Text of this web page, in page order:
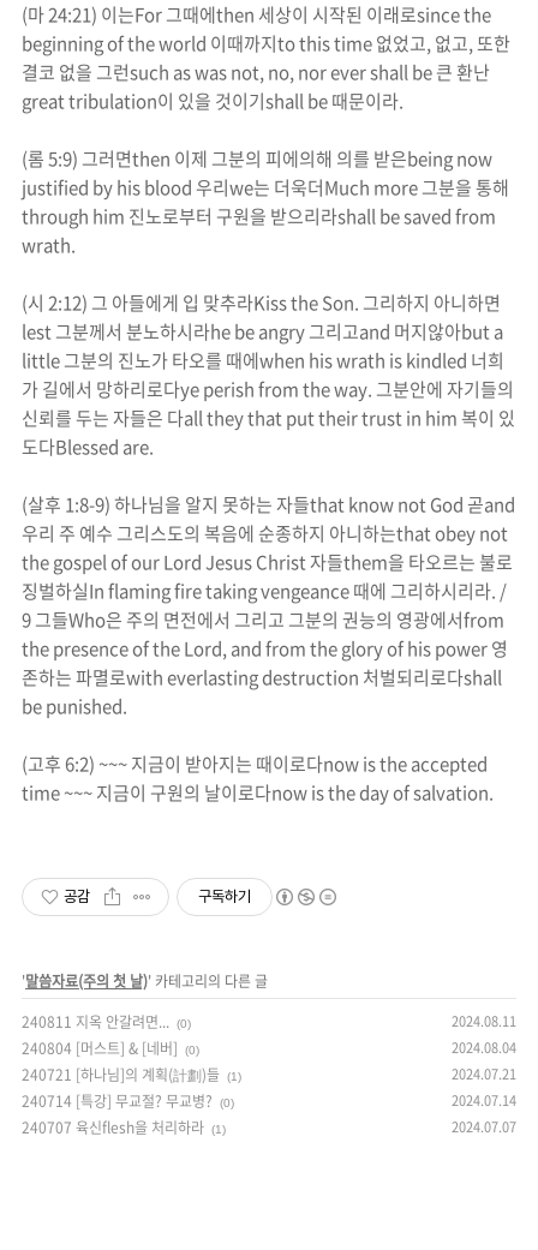
(마24:21) 이는For그때에then 세상이 시작된 이래로since the
beginning of the world 이때까지to this time없었고, 없고,또한
결코 없을 그런such as was not, no, nor ever shall be큰 환난
great tribulation이 있을 것이기shall be때문이라.
(롬5:9) 그러면then 이제 그분의 피에의해 의를 받은being now
justified by his blood우리we는 더욱더Much more그분을 통해
through him 진노로부터 구원을 받으리라shall be saved from
wrath.
(시 2:12) 그 아들에게 입 맞추라Kiss the Son. 그리하지 아니하면
lest그분께서 분노하시라he beangry그리고and 머지않아but a
little그분의 진노가 타오를 때에when hiswrath is kindled 너희
가 길에서 망하리로다ye perish from the way. 그분안에 자기들의
신뢰를 두는 자들은 다all they that put their trust in him복이 있
도다Blessed are.
(살후 1:8-9)하나님을 알지 못하는 자들that know not God곧and
우리 주 예수 그리스도의 복음에 순종하지 아니하는that obey not
the gospel of our Lord Jesus Christ자들them을 타오르는 불로
징벌하실In flaming fire taking vengeance때에 그리하시리라. /
9그들Who은 주의 면전에서 그리고 그분의 권능의 영광에서from
the presence of the Lord, and from the glory of his power영
존하는 파멸로with everlasting destruction 처벌되리로다shall
be punished.
(고후 6:2) ~~~지금이 받아지는 때이로다now is the accepted
time ~~~지금이 구원의 날이로다now is the day of salvation.
공감 구독하기
'말씀자료(주의 첫 날)' 카테고리의 다른 글
240811 지옥 안갈려면... (0) 2024.08.11
240804 [머스트] & [네버] (0) 2024.08.04
240721 [하나님]의 계획(計劃)들 (1) 2024.07.21
240714 [특강] 무교절? 무교병? (0) 2024.07.14
240707 육신flesh을 처리하라 (1) 2024.07.07